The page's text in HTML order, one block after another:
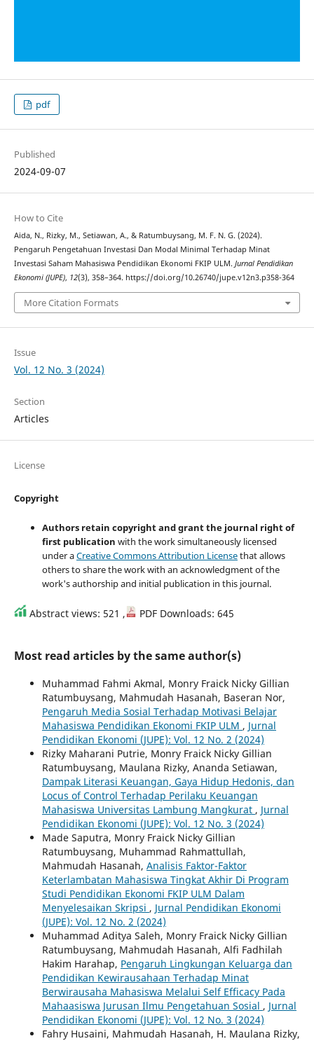
pdf
Published
2024-09-07
How to Cite
Aida, N., Rizky, M., Setiawan, A., & Ratumbuysang, M. F. N. G. (2024).
Pengaruh Pengetahuan Investasi Dan Modal Minimal Terhadap Minat
Investasi Saham Mahasiswa Pendidikan Ekonomi FKIP ULM. Jurnal Pendidikan
Ekonomi (JUPE), 12(3), 358–364. https://doi.org/10.26740/jupe.v12n3.p358-364
More Citation Formats
Issue
Vol. 12 No. 3 (2024)
Section
Articles
License
Copyright
Authors retain copyright and grant the journal right of
first publication with the work simultaneously licensed
under aCreative Commons Attribution Licensethat allows
others to share the work with an acknowledgment of the
work's authorship and initial publication in this journal.
Abstract views: 521 , PDF Downloads: 645
Most read articles by the same author(s)
Muhammad Fahmi Akmal, Monry Fraick Nicky Gillian
Ratumbuysang, Mahmudah Hasanah, Baseran Nor,
Pengaruh Media Sosial Terhadap Motivasi Belajar
Mahasiswa Pendidikan Ekonomi FKIP ULM , Jurnal
Pendidikan Ekonomi (JUPE): Vol. 12 No. 2 (2024)
Rizky Maharani Putrie, Monry Fraick Nicky Gillian
Ratumbuysang, Maulana Rizky, Ananda Setiawan,
Dampak Literasi Keuangan, Gaya Hidup Hedonis, dan
Locus of Control Terhadap Perilaku Keuangan
Mahasiswa Universitas Lambung Mangkurat , Jurnal
Pendidikan Ekonomi (JUPE): Vol. 12 No. 3 (2024)
Made Saputra, Monry Fraick Nicky Gillian
Ratumbuysang, Muhammad Rahmattullah,
Mahmudah Hasanah, Analisis Faktor-Faktor
Keterlambatan Mahasiswa Tingkat Akhir Di Program
Studi Pendidikan Ekonomi FKIP ULM Dalam
Menyelesaikan Skripsi , Jurnal Pendidikan Ekonomi
(JUPE): Vol. 12 No. 2 (2024)
Muhammad Aditya Saleh, Monry Fraick Nicky Gillian
Ratumbuysang, Mahmudah Hasanah, Alfi Fadhilah
Hakim Harahap, Pengaruh Lingkungan Keluarga dan
Pendidikan Kewirausahaan Terhadap Minat
Berwirausaha Mahasiswa Melalui Self Efficacy Pada
Mahaasiswa Jurusan Ilmu Pengetahuan Sosial , Jurnal
Pendidikan Ekonomi (JUPE): Vol. 12 No. 3 (2024)
Fahry Husaini, Mahmudah Hasanah, H. Maulana Rizky,